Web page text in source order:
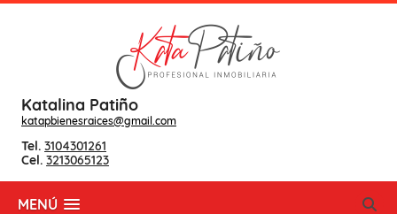
Katalina Patiño
katapbienesraices@gmail.com
Tel. 3104301261
Cel. 3213065123
MENÚ